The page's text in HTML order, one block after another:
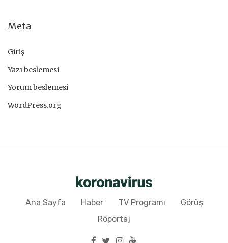
Meta
Giriş
Yazı beslemesi
Yorum beslemesi
WordPress.org
Ana Sayfa Haber TV Programı
Görüş
Röportaj